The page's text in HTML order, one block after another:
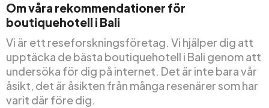
Om våra rekommendationer för
boutiquehotell i Bali
Vi är ett reseforskningsföretag. Vi hjälper dig att
upptäcka de bästa boutiquehotell i Bali genom att
undersöka för dig på internet. Det är inte bara vår
åsikt, det är åsikten från många resenärer som har
varit där före dig.